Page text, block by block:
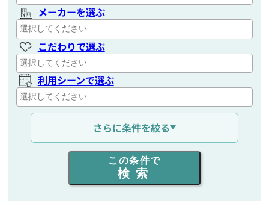
メーカーを選ぶ
こだわりで選ぶ
利用シーンで選ぶ
通信距離を選ぶ
出力を選ぶ
同時通話人数を選ぶ
さらに条件を絞る
この条件で
検索